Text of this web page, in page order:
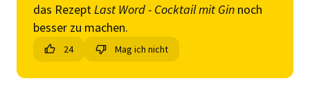
das RezeptLast Word - Cocktail mit Gin noch
besser zu machen.
24 Mag ich nicht